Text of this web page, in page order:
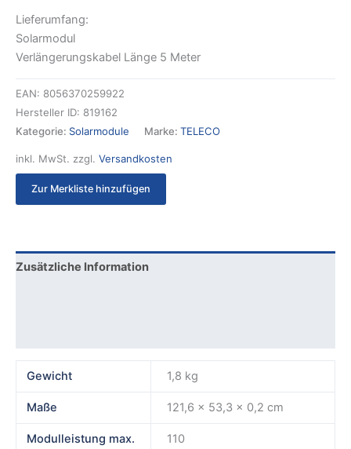
Lieferumfang:
Solarmodul
Verlängerungskabel Länge 5 Meter
EAN: 8056370259922
Hersteller ID: 819162
Kategorie: Solarmodule Marke: TELECO
inkl. MwSt. zzgl. Versandkosten
Zur Merkliste hinzufügen
Zusätzliche Information
Gewicht 1,8 kg
Maße 121,6 × 53,3 × 0,2 cm
Modulleistung max. 110